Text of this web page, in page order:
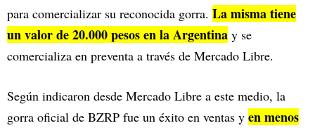
para comercializar su reconocida gorra. La misma tiene
un valor de 20.000 pesos en la Argentina y se
comercializa en preventa a través de Mercado Libre.
Según indicaron desde Mercado Libre a este medio, la
gorra oficial de BZRP fue un éxito en ventas y en menos